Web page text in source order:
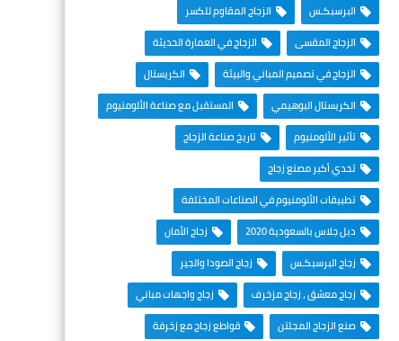
البرسبكـس
الزجاج المقاوم للكسر
الزجاج المقسى
الزجاج في العمارة الحديثة
الزجاج في تصميم المباني والبيئة
الكريستال
الكريستال البوهيمي
المستقبل مع صناعة الألومنيوم
تأثير الألومنيوم
تاريخ صناعة الزجاج
تحدي أكبر مصنع زجاج
تطبيقات الألومنيوم في الصناعات المختلفة
دبل جلاس بالسعودية 2020
زجاج الأمان
زجاج البرسبكـس
زجاج الصودا والجير
زجاج معشق ، زجاج مزخرف
زجاج واجهات مباني
صنع الزجاج المجلتن
قواطع زجاج مع زخرفة